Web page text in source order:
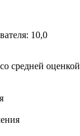
10,0
средней оценкой